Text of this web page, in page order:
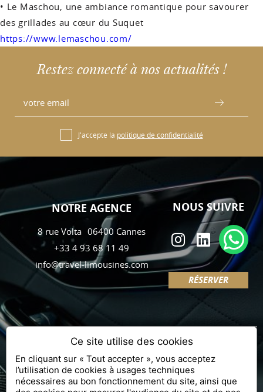
• Le Maschou, une ambiance romantique pour savourer
des grillades au cœur du Suquet
https://www.lemaschou.com/
Restez connecté à nos actualités !
J'accepte la politique de confidentialité
NOTRE AGENCE
8 rue Volta 06400 Cannes
+33 4 93 68 11 49
info@travel-limousines.com
NOUS SUIVRE
RÉSERVER
PLAN DE SITE
THEME.CREDITS.DESIGN ET THEME.CREDITS.SEO
WWW.API-AND-YOU.COM-｢∫｣ SITE OFFICIEL
MENTIONS LÉGALES-CONFIDENTIALITÉ - GESTION DES COOKIES
Ce site utilise des cookies
En cliquant sur « Tout accepter », vous acceptez
l’utilisation de cookies à usages techniques
nécessaires au bon fonctionnement du site, ainsi que